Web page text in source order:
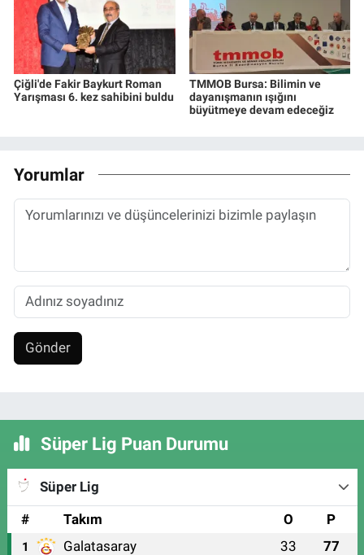
Çiğli'de Fakir Baykurt Roman
Yarışması 6. kez sahibini buldu
TMMOB Bursa: Bilimin ve
dayanışmanın ışığını
büyütmeye devam edeceğiz
Yorumlar
Gönder
Süper Lig Puan Durumu
Süper Lig
#
Takım O P
1 Galatasaray 33 77